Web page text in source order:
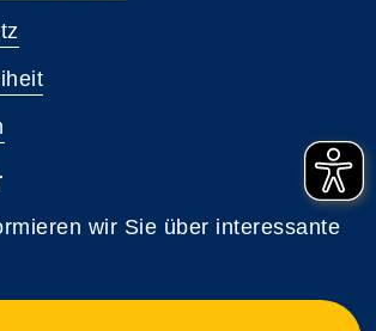
wir Sie über interessante